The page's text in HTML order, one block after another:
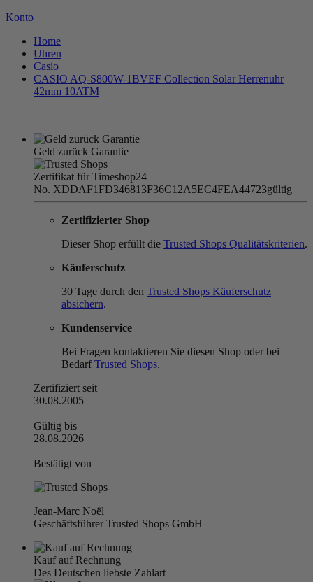
Konto
Home
Uhren
Casio
CASIO AQ-S800W-1BVEF Collection Solar Herrenuhr
42mm 10ATM
Geld zurück Garantie
Zertifikat für Timeshop24
No. XDDAF1FD346813F36C12A5EC4FEA44723gültig
Zertifizierter Shop
Dieser Shop erfüllt die Trusted Shops Qualitätskriterien.
Käuferschutz
30 Tage durch den Trusted Shops Käuferschutz
absichern.
Kundenservice
Bei Fragen kontaktieren Sie diesen Shop oder bei
BedarfTrusted Shops.
Zertifiziert seit
30.08.2005
Gültig bis
28.08.2026
Bestätigt von
Jean-Marc Noël
Geschäftsführer Trusted Shops GmbH
Kauf auf Rechnung
Des Deutschen liebste Zahlart